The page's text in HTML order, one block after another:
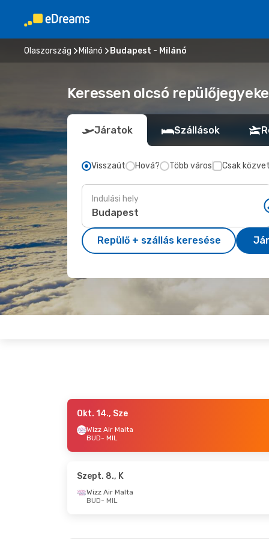
Olaszország Milánó Budapest - Milánó
Keressen olcsó
Járatok Szállások
Visszaút Hová? Több város Csak
Indulási hely
Repülő + szállás keresése
- Szept. 21., H
- Szept. 25., P
Okt. 14., Sze
Wizz Air Malta
BUD- MIL
Szept. 8., K
Wizz Air Malta
BUD- MIL